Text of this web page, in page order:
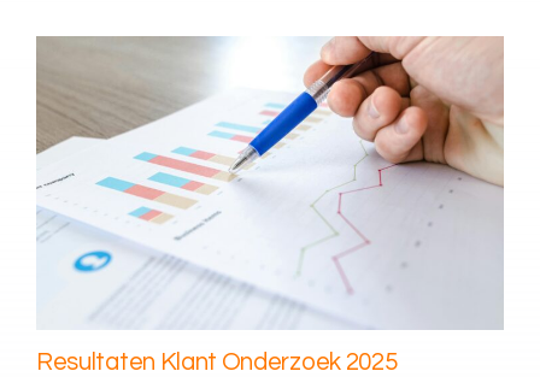
Resultaten Klant Onderzoek 2025